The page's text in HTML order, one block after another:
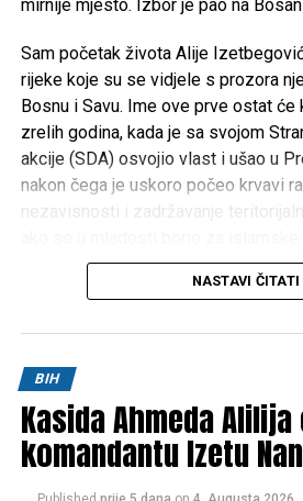
mirnije mjesto. Izbor je pao na
Sam početak života Alije
rijeke koje su se vidjele s prozora
Bosnu i Savu. Ime ove prve ostat će
zrelih godina, kada je sa svojom
akcije (SDA) osvojio vlast i ušao u
nakon čega je uskoro počeo krvavi
nezavisnosti i zadržavanje
Izetbegovićevog života može reći
borbom za prava bošnjačkog naroda
ideje i ideale.
Tako je, zajedno s nekoliko
svojih političkih opredjeljenja
organizaciju Mladi muslimani (MM).
NASTAVI ČITATI
BIH
Kasida Ahmeda
komandantu Izetu